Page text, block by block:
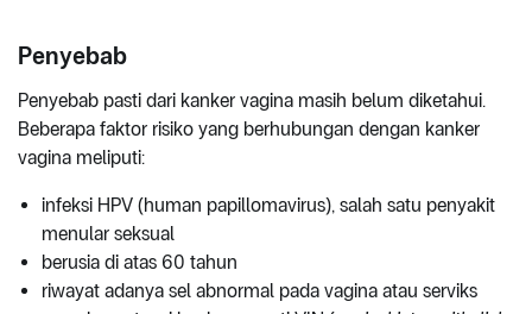
Penyebab
Penyebab pasti dari kanker vagina masih belum diketahui.
Beberapa faktor risiko yang berhubungan dengan kanker
vagina meliputi:
infeksi HPV (human papillomavirus), salah satu penyakit
menular seksual
berusia di atas 60 tahun
riwayat adanya sel abnormal pada vagina atau serviks